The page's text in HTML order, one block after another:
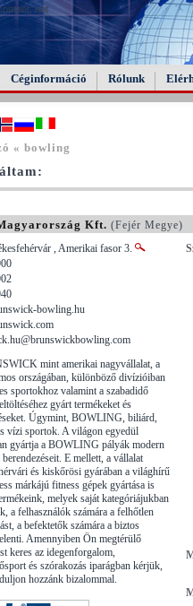
not
Céginformáció Rólunk
« bowling
Kft. (Fejér Megye)
, Amerikai fasor 3.
bowling.hu
mint amerikai nagyvállalat, a
országában, különböző divízióiban
sportokhoz valamint a szabadidő
gyárt termékeket és
Úgymint, BOWLING, biliárd,
vízi sportok. A világon egyedül
gyártja a BOWLING pályák modern
berendezéseit. E mellett, a vállalat
és kiskőrösi gyárában a világhírű
márkájú fitness gépek gyártása is
melyek saját kategóriájukban
a felhasználók számára a felhőtlen
a befektetők számára a biztos
Amennyiben Ön megtérülő
keres az idegenforgalom,
és szórakozás iparágban kérjük,
hozzánk bizalommal.